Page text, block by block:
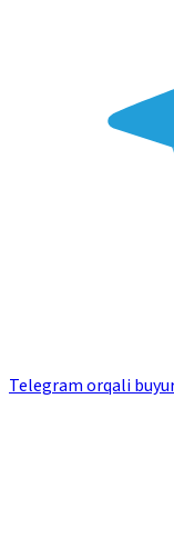
Telegram orqali